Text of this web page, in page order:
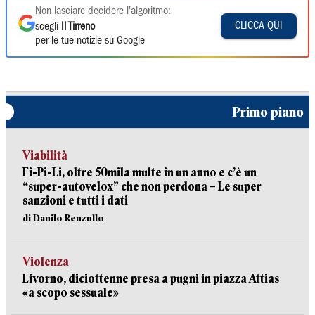
Non lasciare decidere l'algoritmo:
scegli
Il Tirreno
per le tue notizie su Google
CLICCA QUI
Primo piano
Viabilità
Fi-Pi-Li, oltre 50mila multe in un anno e c’è un
“super-autovelox” che non perdona – Le super
sanzioni e tutti i dati
di Danilo Renzullo
Violenza
Livorno, diciottenne presa a pugni in piazza Attias
«a scopo sessuale»